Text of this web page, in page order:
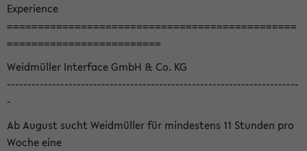
Experience
===============================================
=========================
Weidmüller Interface GmbH & Co. KG
-----------------------------------------------------------------------
-
Ab August sucht Weidmüller für mindestens 11 Stunden pro
Woche eine